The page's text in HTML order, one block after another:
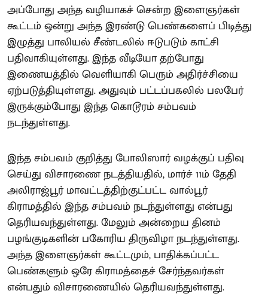
அப்போது அந்த வழியாகச் சென்ற இளைஞர்கள்
கூட்டம் ஒன்று அந்த இரண்டு பெண்களைப் பிடித்து
இழுத்து பாலியல் சீண்டலில் ஈடுபடும் காட்சி
பதிவாகியுள்ளது. இந்த வீடியோ தற்போது
இணையத்தில் வெளியாகி பெரும் அதிர்ச்சியை
ஏற்படுத்தியுள்ளது. அதுவும் பட்டப்பகலில் பலபேர்
இருக்கும்போது இந்த கொடூரம் சம்பவம்
நடந்துள்ளது.
இந்த சம்பவம் குறித்து போலிஸார் வழக்குப் பதிவு
செய்து விசாரணை நடத்தியதில், மார்ச் 11ம் தேதி
அலிராஜ்பூர் மாவட்டத்திற்குட்பட்ட வால்பூர்
கிராமத்தில் இந்த சம்பவம் நடந்துள்ளது என்பது
தெரியவந்துள்ளது. மேலும் அன்றைய தினம்
பழங்குடிகளின் பகோரிய திருவிழா நடந்துள்ளது.
அந்த இளைஞர்கள் கூட்டமும், பாதிக்கப்பட்ட
பெண்களும் ஒரே கிராமத்தைச் சேர்ந்தவர்கள்
என்பதும் விசாரணையில் தெரியவந்துள்ளது.